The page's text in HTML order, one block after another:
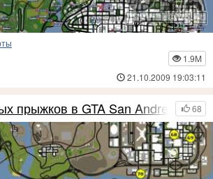
1.9M
21.10.2009 19:03:11
68
прыжков в GTA San Andreas